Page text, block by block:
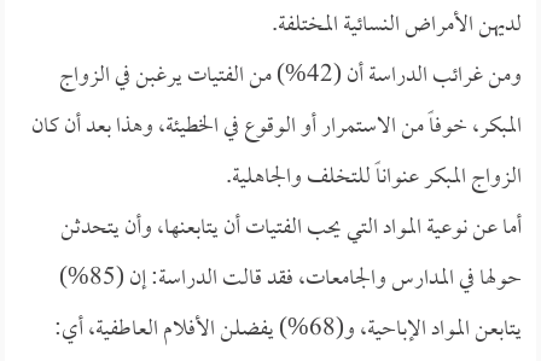
لديهن الأمراض النسائية المختلفة.
ومن غرائب الدراسة أن (42%) من الفتيات يرغبن في الزواج
المبكر، خوفاً من الاستمرار أو الوقوع في الخطيئة، وهذا بعد أن كان
الزواج المبكر عنواناً للتخلف والجاهلية.
أما عن نوعية المواد التي يحب الفتيات أن يتابعنها، وأن يتحدثن
حولها في المدارس والجامعات، فقد قالت الدراسة: إن (85%)
يتابعن المواد الإباحية، و(68%) يفضلن الأفلام العاطفية، أي: